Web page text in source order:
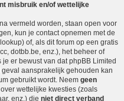
misbruik en/of wettelijke
vermeld worden, staan open voor
kun je contact opnemen met de
) of, als dit forum op een gratis
dotbb.be, enz.), het beheer of
er bewust van dat phpBB Limited
aansprakelijk gehouden kan
gebruikt wordt. Neem geen
wettelijke kwesties (zoals
enz.) die niet direct verband